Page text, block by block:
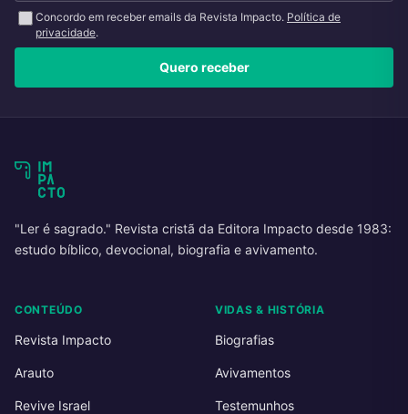
Concordo em receber emails da Revista Impacto. Política de
privacidade.
Quero receber
"Ler é sagrado." Revista cristã da Editora Impacto desde 1983:
estudo bíblico, devocional, biografia e avivamento.
CONTEÚDO
Revista Impacto
Arauto
Revive Israel
VIDAS & HISTÓRIA
Biografias
Avivamentos
Testemunhos